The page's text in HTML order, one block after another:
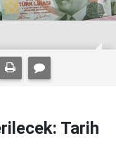
Tarih